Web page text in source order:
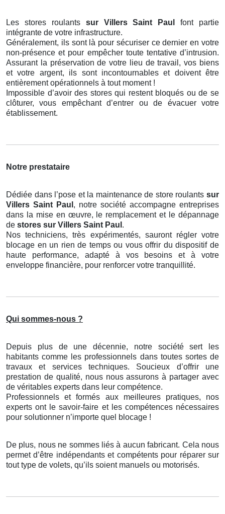
Les stores roulants sur Villers Saint Paulfont partie
intégrante de votre infrastructure.
Généralement, ils sont là pour sécuriser ce dernier en votre
non-présence et pour empêcher toute tentative d’intrusion.
Assurant la préservation de votre lieu de travail, vos biens
et votre argent, ils sont incontournables et doivent être
entièrement opérationnels à tout moment !
Impossible d’avoir des stores qui restent bloqués ou de se
clôturer, vous empêchant d’entrer ou de évacuer votre
établissement.
Notre prestataire
Dédiée dans l’pose et la maintenance de store roulants sur
Villers Saint Paul , notre société accompagne entreprises
dans la mise en œuvre, le remplacement et le dépannage
de stores sur Villers Saint Paul .
Nos techniciens, très expérimentés, sauront régler votre
blocage en un rien de temps ou vous offrir du dispositif de
haute performance, adapté à vos besoins et à votre
enveloppe financière, pour renforcer votre tranquillité.
Qui sommes-nous ?
Depuis plus de une décennie, notre société sert les
habitants comme les professionnels dans toutes sortes de
travaux et services techniques. Soucieux d’offrir une
prestation de qualité, nous nous assurons à partager avec
de véritables experts dans leur compétence.
Professionnels et formés aux meilleures pratiques, nos
experts ont le savoir-faire et les compétences nécessaires
pour solutionner n’importe quel blocage !
De plus, nous ne sommes liés à aucun fabricant. Cela nous
permet d’être indépendants et compétents pour réparer sur
tout type de volets, qu’ils soient manuels ou motorisés.